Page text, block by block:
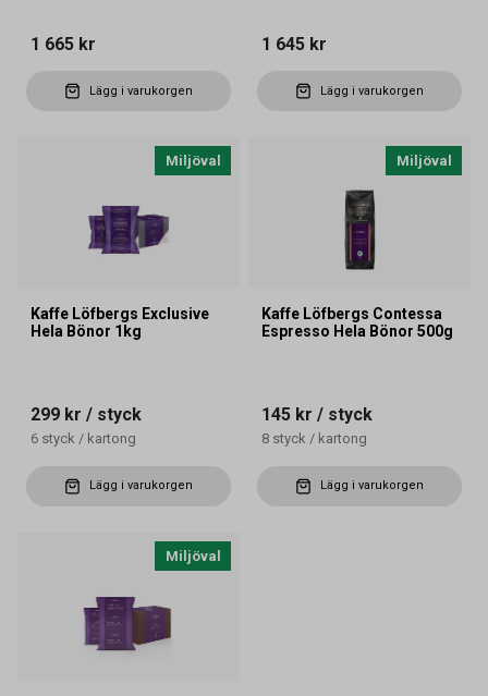
1 665 kr
Lägg i varukorgen
1 645 kr
Lägg i varukorgen
Miljöval
Kaffe Löfbergs Exclusive
Hela Bönor 1kg
299 kr / styck
6 styck / kartong
Lägg i varukorgen
Miljöval
Kaffe Löfbergs Contessa
Espresso Hela Bönor 500g
145 kr / styck
8 styck / kartong
Lägg i varukorgen
Miljöval